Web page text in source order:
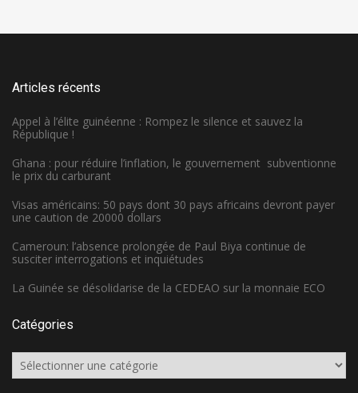
Articles récents
Appel à l’élite guinéenne : Rompez le silence et sauvez la
République !
Ghana : pour réduire l’inflation, le gouvernement subventionne
le prix du carburant
Visas américains: 50 pays dont 30 pays africains devront payer
une caution de 20000 dollars
Cameroun: l’absence prolongée de Paul Biya continue de
susciter interrogations et inquiétudes
La Guinée se désolidarise de la CEDEAO sur la monnaie ECO
Catégories
Catégories